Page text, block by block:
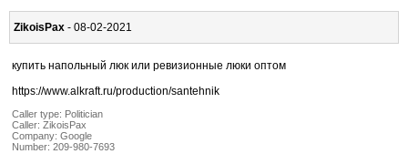
ZikoisPax - 08-02-2021
купить напольный люк или ревизионные люки оптом
https://www.alkraft.ru/production/santehnik
Caller type: Politician
Caller: ZikoisPax
Company: Google
Number: 209-980-7693